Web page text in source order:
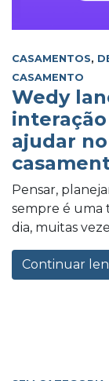
CASAMENTOS,
CASAMENTO
Wedy
ajudar
Pensar,
sempre é uma
dia, muitas
Continuar